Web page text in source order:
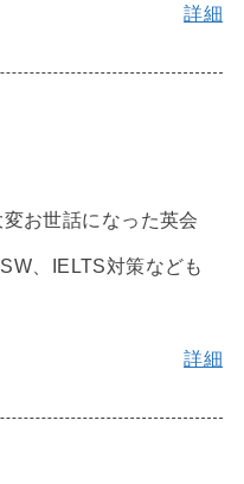
詳細
お世話になった英会
、IELTS対策なども
詳細